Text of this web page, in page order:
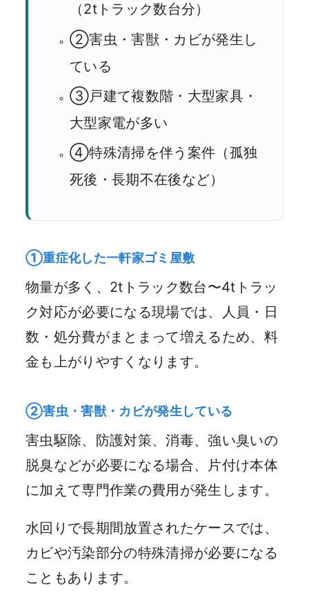
（2tトラック数台分）
②害虫・害獣・カビが発生し
ている
③戸建て複数階・大型家具・
大型家電が多い
④特殊清掃を伴う案件（孤独
死後・長期不在後など）
①重症化した一軒家ゴミ屋敷
物量が多く、2tトラック数台〜4tトラッ
ク対応が必要になる現場では、人員・日
数・処分費がまとまって増えるため、料
金も上がりやすくなります。
②害虫・害獣・カビが発生している
害虫駆除、防護対策、消毒、強い臭いの
脱臭などが必要になる場合、片付け本体
に加えて専門作業の費用が発生します。
水回りで長期間放置されたケースでは、
カビや汚染部分の特殊清掃が必要になる
こともあります。